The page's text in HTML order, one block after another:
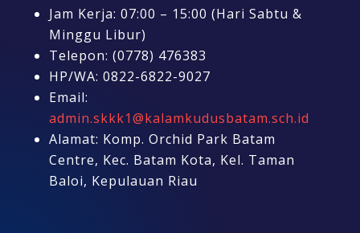
Jam Kerja: 07:00 – 15:00 (Hari Sabtu &
Minggu Libur)
Telepon: (0778) 476383
HP/WA: 0822-6822-9027
Email:
admin.skkk1@kalamkudusbatam.sch.id
Alamat: Komp. Orchid Park Batam
Centre, Kec. Batam Kota, Kel. Taman
Baloi, Kepulauan Riau